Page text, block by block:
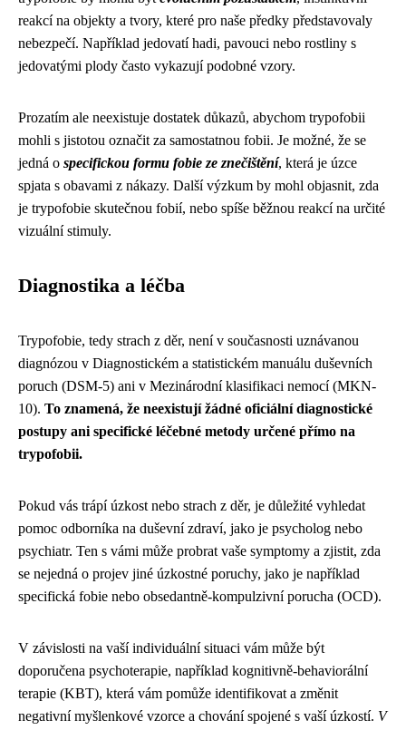
reakcí na objekty a tvory, které pro naše předky představovaly
nebezpečí. Například jedovatí hadi, pavouci nebo rostliny s
jedovatými plody často vykazují podobné vzory.
Prozatím ale neexistuje dostatek důkazů, abychom trypofobii
mohli s jistotou označit za samostatnou fobii. Je možné, že se
jedná o specifickou formu fobie ze znečištění, která je úzce
spjata s obavami z nákazy. Další výzkum by mohl objasnit, zda
je trypofobie skutečnou fobií, nebo spíše běžnou reakcí na určité
vizuální stimuly.
Diagnostika a léčba
Trypofobie, tedy strach z děr, není v současnosti uznávanou
diagnózou v Diagnostickém a statistickém manuálu duševních
poruch (DSM-5) ani v Mezinárodní klasifikaci nemocí (MKN-
10). To znamená, že neexistují žádné oficiální diagnostické
postupy ani specifické léčebné metody určené přímo na
trypofobii.
Pokud vás trápí úzkost nebo strach z děr, je důležité vyhledat
pomoc odborníka na duševní zdraví, jako je psycholog nebo
psychiatr. Ten s vámi může probrat vaše symptomy a zjistit, zda
se nejedná o projev jiné úzkostné poruchy, jako je například
specifická fobie nebo obsedantně-kompulzivní porucha (OCD).
V závislosti na vaší individuální situaci vám může být
doporučena psychoterapie, například kognitivně-behaviorální
terapie (KBT), která vám pomůže identifikovat a změnit
negativní myšlenkové vzorce a chování spojené s vaší úzkostí. V